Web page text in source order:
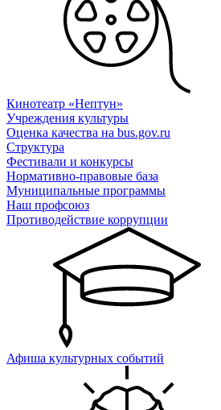
Кинотеатр «Нептун»
Учреждения культуры
Оценка качества на bus.gov.ru
Структура
Фестивали и конкурсы
Нормативно-правовые база
Муниципальные программы
Наш профсоюз
Противодействие коррупции
Афиша культурных событий